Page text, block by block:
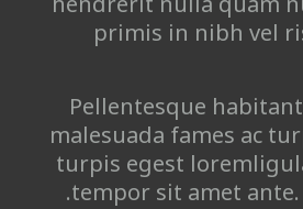
primis in nibh vel
Pellentesque
malesuada fames ac
turpis egest
tempor sit amet ante.